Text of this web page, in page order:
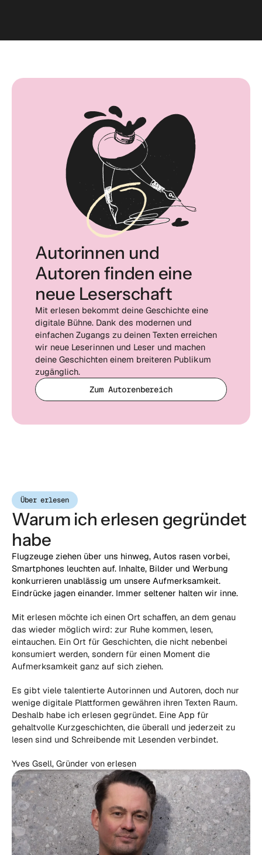
Autorinnen und
Autoren finden eine
neue Leserschaft
Mit erlesen bekommt deine Geschichte eine
digitale Bühne. Dank des modernen und
einfachen Zugangs zu deinen Texten erreichen
wir neue Leserinnen und Leser und machen
deine Geschichten einem breiteren Publikum
zugänglich.
Zum Autorenbereich
Zum Autorenbereich
Zum Autorenbereich
Über erlesen
Warum ich erlesen gegründet
habe
Flugzeuge ziehen über uns hinweg, Autos rasen vorbei,
Smartphones leuchten auf. Inhalte, Bilder und Werbung
konkurrieren unablässig um unsere Aufmerksamkeit.
Eindrücke jagen einander. Immer seltener halten wir inne.
Mit erlesen möchte ich einen Ort schaffen, an dem genau
das wieder möglich wird: zur Ruhe kommen, lesen,
eintauchen. Ein Ort für Geschichten, die nicht nebenbei
konsumiert werden, sondern für einen Moment die
Aufmerksamkeit ganz auf sich ziehen.
Es gibt viele talentierte Autorinnen und Autoren, doch nur
wenige digitale Plattformen gewähren ihren Texten Raum.
Deshalb habe ich erlesen gegründet. Eine App für
gehaltvolle Kurzgeschichten, die überall und jederzeit zu
lesen sind und Schreibende mit Lesenden verbindet.
Yves Gsell, Gründer von erlesen